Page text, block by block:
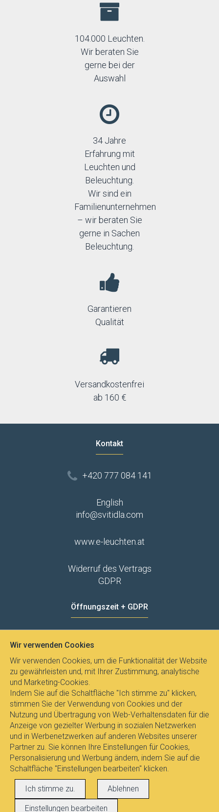
104.000 Leuchten.
Wir beraten Sie
gerne bei der
Auswahl
34 Jahre
Erfahrung mit
Leuchten und
Beleuchtung.
Wir sind ein
Familienunternehmen
– wir beraten Sie
gerne in Sachen
Beleuchtung.
Garantieren
Qualität
Versandkostenfrei
ab 160 €
Kontakt
+420 777 084 141
English
info@svitidla.com
www.e-leuchten.at
Widerruf des Vertrags
GDPR
Öffnungszeit + GDPR
Alle Rechte vorbehalten © 2017
LEUCHTEN.AT, Dipl.Ing. Pavel Janicek
Wir verwenden Cookies
Wir verwenden Cookies, um die Funktionalität der Website
zu gewährleisten und, mit Ihrer Zustimmung, analytische
und Marketing-Cookies.
Indem Sie auf die Schaltfläche "Ich stimme zu" klicken,
stimmen Sie der Verwendung von Cookies und der
Nutzung und Übertragung von Web-Verhaltensdaten für die
Anzeige von gezielter Werbung in sozialen Netzwerken
und in Werbenetzwerken auf anderen Websites unserer
Partner zu. Sie können Ihre Einstellungen für Cookies,
Personalisierung und Werbung ändern, indem Sie auf die
Schaltfläche "Einstellungen bearbeiten" klicken.
Ich stimme zu. Ablehnen
Einstellungen bearbeiten